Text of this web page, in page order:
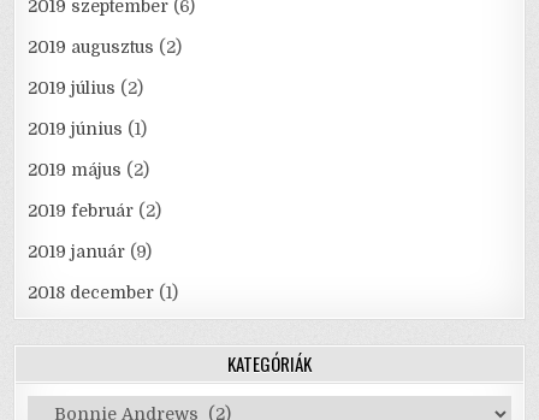
2019 szeptember (6)
2019 augusztus (2)
2019 július (2)
2019 június (1)
2019 május (2)
2019 február (2)
2019 január (9)
2018 december (1)
KATEGÓRIÁK
Kategóriák